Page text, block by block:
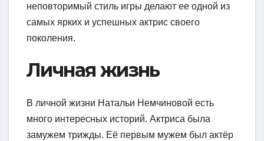
неповторимый стиль игры делают ее одной из
самых ярких и успешных актрис своего
поколения.
Личная жизнь
В личной жизни Натальи Немчиновой есть
много интересных историй. Актриса была
замужем трижды. Её первым мужем был актёр